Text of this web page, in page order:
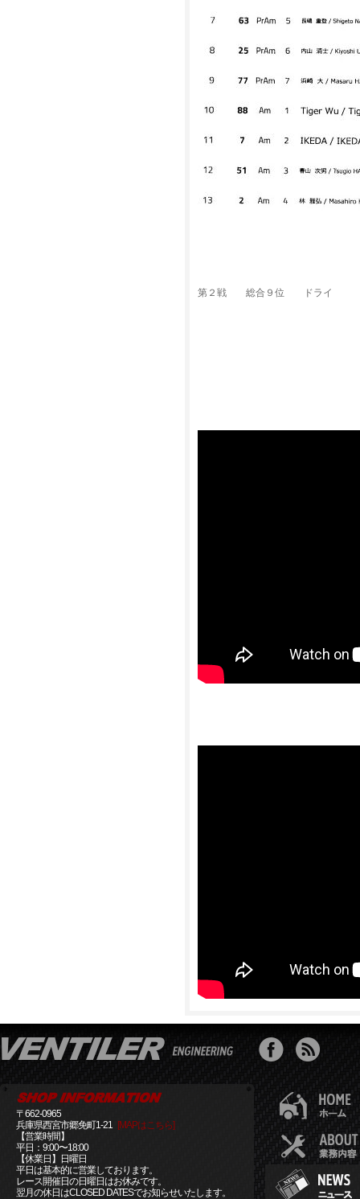
第２戦 総合９位 ドライ
〒662-0965
兵庫県西宮市郷免町1-21 [MAPはこちら]
【営業時間】
平日：9:00〜18:00
【休業日】日曜日
平日は基本的に営業しております。
レース開催日の日曜日はお休みです。
翌月の休日はCLOSED DATESでお知らせいたします。